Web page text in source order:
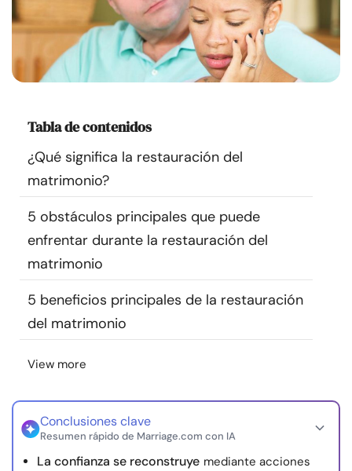
Ayuda
Cursos
Recursos
Comunidad
Encuentra un terapeuta
Idioma
Sobre nosotros Contáctanos
© Copyright 2026. Todos los derechos reservados.
Tabla de contenidos
¿Qué significa la restauración del
matrimonio?
5 obstáculos principales que puede
enfrentar durante la restauración del
matrimonio
5 beneficios principales de la restauración
del matrimonio
View more
Conclusiones clave
Resumen rápido de Marriage.com con IA
La confianza se reconstruye mediante acciones